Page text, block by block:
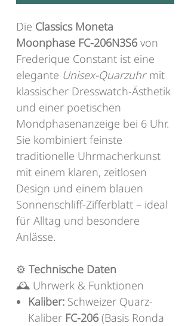
Die Classics Moneta
Moonphase FC-206N3S6 von
Frederique Constant ist eine
elegante Unisex-Quarzuhrmit
klassischer Dresswatch-Ästhetik
und einer poetischen
Mondphasenanzeige bei 6 Uhr.
Sie kombiniert feinste
traditionelle Uhrmacherkunst
mit einem klaren, zeitlosen
Design und einem blauen
Sonnenschliff-Zifferblatt – ideal
für Alltag und besondere
Anlässe.
⚙️ Technische Daten
🕰️ Uhrwerk & Funktionen
Kaliber: Schweizer Quarz-
Kaliber FC-206 (Basis Ronda